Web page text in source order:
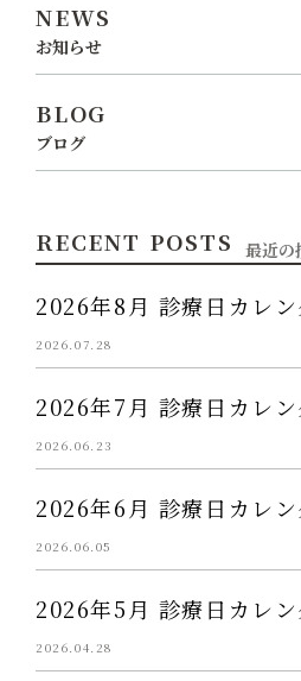
NEWS
お知らせ
BLOG
ブログ
RECENT POSTS 最近の
2026年8月 診療日カレン
2026.07.28
2026年7月 診療日カレン
2026.06.23
2026年6月 診療日カレン
2026.06.05
2026年5月 診療日カレン
2026.04.28